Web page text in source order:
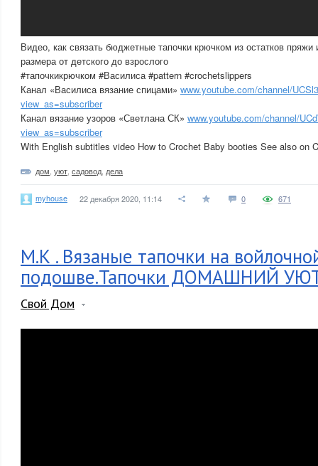
Видео, как связать бюджетные тапочки крючком из остатков
размера от детского до взрослого
#тапочкикрючком #Василиса #pattern #crochetslippers
Канал «Василиса вязание спицами» www.youtube.com/channel/
view_as=subscriber
Канал вязание узоров «Светлана СК» www.youtube.com/channel/
view_as=subscriber
With English subtitles video How to Crochet Baby booties See also on
дом уют садовод дела
myhouse 22 декабря 2020, 11:14 0 671
М.К . Вязаные тапочки на
подошве.Тапочки ДОМАШНИЙ
Свой Дом